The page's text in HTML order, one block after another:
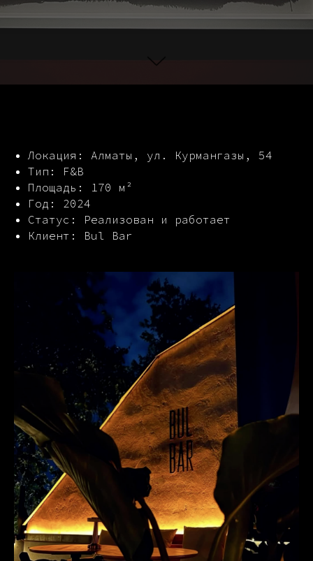
Локация: Алматы, ул. Курмангазы, 54
Тип: F&B
Площадь: 170 м²
Год: 2024
Статус: Реализован и работает
Клиент: Bul Bar